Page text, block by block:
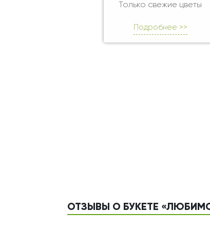
Только свежие цветы
Подробнее >>
ОТЗЫВЫ О БУКЕТЕ